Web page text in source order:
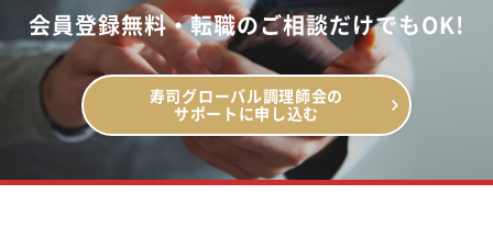
会員登録無料・転職のご相談だけでもOK!
寿司グローバル調理師会の
サポートに申し込む